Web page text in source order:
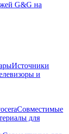
G&G на
Источники
и
Совместимые
для